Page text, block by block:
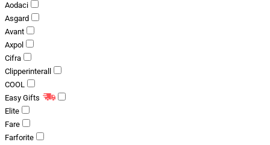
Aodaci
Asgard
Avant
Axpol
Cifra
Clipperinterall
COOL
Easy Gifts
Elite
Fare
Farforite